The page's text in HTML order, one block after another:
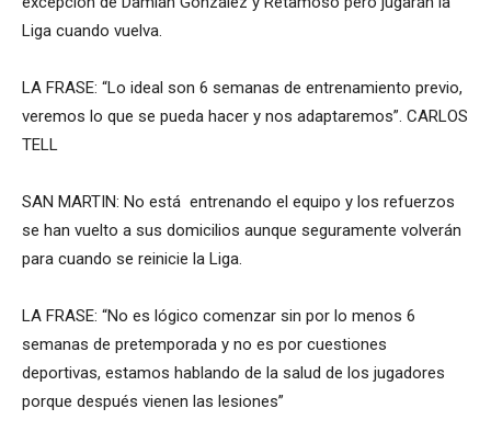
Liga cuando vuelva.
LA FRASE: “Lo ideal son 6 semanas de entrenamiento previo,
veremos lo que se pueda hacer y nos adaptaremos”. CARLOS
TELL
SAN MARTIN: No está entrenando el equipo y los refuerzos
se han vuelto a sus domicilios aunque seguramente volverán
para cuando se reinicie la Liga.
LA FRASE: “No es lógico comenzar sin por lo menos 6
semanas de pretemporada y no es por cuestiones
deportivas, estamos hablando de la salud de los jugadores
porque después vienen las lesiones”